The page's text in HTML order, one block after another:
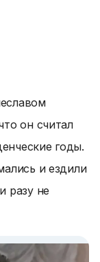
он считал
годы.
и ездили
разу не